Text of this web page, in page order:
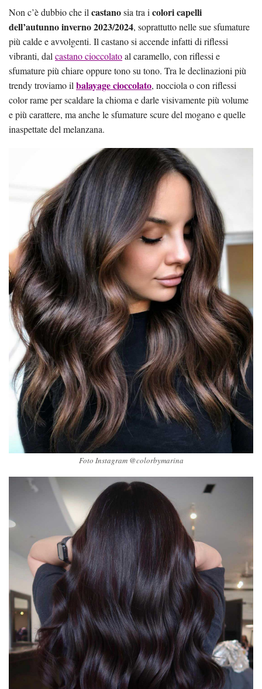
Non c’è dubbio che il castanosia tra i colori capelli
dell’autunno inverno 2023/2024, soprattutto nelle sue sfumature
più calde e avvolgenti. Il castano si accende infatti di riflessi
vibranti, dal castano cioccolatoal caramello, con riflessi e
sfumature più chiare oppure tono su tono. Tra le declinazioni più
trendy troviamo il balayage cioccolato, nocciola o con riflessi
color rame per scaldare la chioma e darle visivamente più volume
e più carattere, ma anche le sfumature scure del mogano e quelle
inaspettate del melanzana.
Foto Instagram @colorbymarina